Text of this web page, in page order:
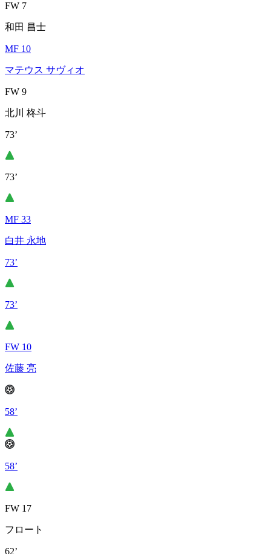
FW 7
和田 昌士
MF 10
マテウス サヴィオ
FW 9
北川 柊斗
73’
73’
MF 33
白井 永地
73’
73’
FW 10
佐藤 亮
58’
58’
FW 17
フロート
62’